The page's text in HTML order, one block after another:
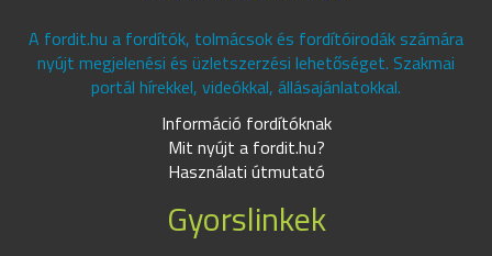
A fordit.hu a fordítók, tolmácsok és fordítóirodák számára
nyújt megjelenési és üzletszerzési lehetőséget. Szakmai
portál hírekkel, videókkal, állásajánlatokkal.
Információ fordítóknak
Mit nyújt a fordit.hu?
Használati útmutató
Gyorslinkek